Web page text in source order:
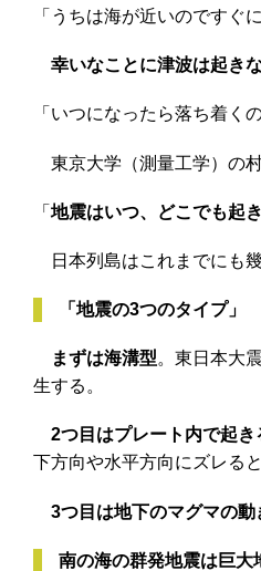
「うちは海が近いのです
幸いなことに津波は起き
「いつになったら落ち着く
東京大学（測量工学）の
「 地震はいつ、どこでも起
日本列島はこれまでにも
「地震の3つのタイプ」
まずは海溝型。東日本大
生する。
2つ目はプレート内で起
下方向や水平方向にズレる
3つ目は地下のマグマの動
南の海の群発地震は巨大